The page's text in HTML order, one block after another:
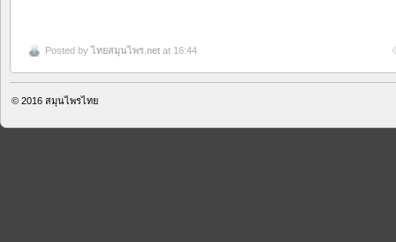
Posted by ไทยสมุนไพร.net at 16:44
© 2016 สมุนไพรไทย